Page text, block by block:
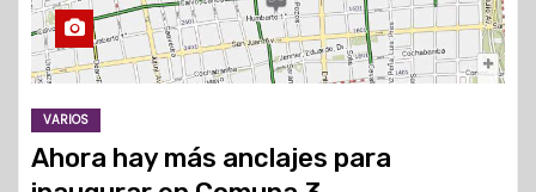
VARIOS
Ahora hay más anclajes para